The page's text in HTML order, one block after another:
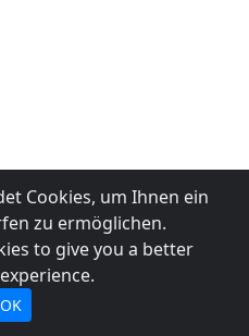
Cookies, um Ihnen ein
zu ermöglichen.
to give you a better
OK